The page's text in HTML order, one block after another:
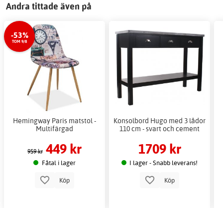
Andra tittade även på
-53%
TOM 9/8
Hemingway Paris matstol -
Multifärgad
959 kr 449 kr
Fåtal i lager
Köp
Konsolbord Hugo med 3 lådor
110 cm - svart och cement
1709 kr
I lager - Snabb leverans!
Köp